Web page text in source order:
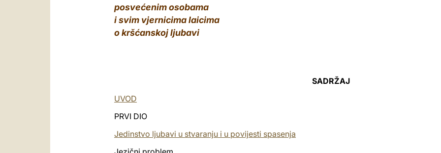
posvećenim osobama
i svim vjernicima laicima
o kršćanskoj ljubavi
SADRŽAJ
UVOD
PRVI DIO
Jedinstvo ljubavi u stvaranju i u povijesti spasenja